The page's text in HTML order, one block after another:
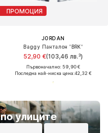
улиците
ПРОМОЦИЯ
JORDAN
Baggy Панталон 'BRK'
52,90 €(103,46 лв.³)
Първоначално: 59,90 €
Последна най-ниска цена:42,32 €